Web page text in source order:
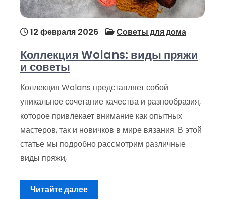
12 февраля 2026 Советы для дома
Коллекция Wolans: виды пряжи
и советы
Коллекция Wolans представляет собой
уникальное сочетание качества и разнообразия,
которое привлекает внимание как опытных
мастеров, так и новичков в мире вязания. В этой
статье мы подробно рассмотрим различные
виды пряжи,
Читайте далее